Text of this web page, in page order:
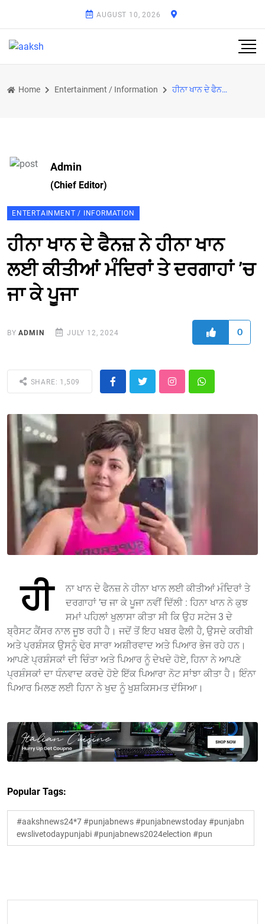
AUGUST 10, 2026
Home Entertainment / Information ਹੀਨਾ ਖਾਨ ਦੇ ਫੈਨਜ਼ ਨੇ ਹੀਨਾ ਖਾਨ ਲਈ ਕੀਤੀਆਂ ਮੰਦਿਰਾਂ ਤੇ ਦਰਗਾਹਾਂ ’ਚ ਜਾ ਕੇ ਪੂਜਾ
Admin
(Chief Editor)
ENTERTAINMENT / INFORMATION
ਹੀਨਾ ਖਾਨ ਦੇ ਫੈਨਜ਼ ਨੇ ਹੀਨਾ ਖਾਨ
ਲਈ ਕੀਤੀਆਂ ਮੰਦਿਰਾਂ ਤੇ ਦਰਗਾਹਾਂ ’ਚ
ਜਾ ਕੇ ਪੂਜਾ
BYADMIN JULY 12, 2024 0
SHARE: 1,509
ਹੀ
ਨਾ ਖਾਨ ਦੇ ਫੈਨਜ਼ ਨੇ ਹੀਨਾ ਖਾਨ ਲਈ ਕੀਤੀਆਂ ਮੰਦਿਰਾਂ ਤੇ
ਦਰਗਾਹਾਂ ’ਚ ਜਾ ਕੇ ਪੂਜਾ ਨਵੀਂ ਦਿੱਲੀ : ਹਿਨਾ ਖਾਨ ਨੇ ਕੁਝ
ਸਮਾਂ ਪਹਿਲਾਂ ਖੁਲਾਸਾ ਕੀਤਾ ਸੀ ਕਿ ਉਹ ਸਟੇਜ 3 ਦੇ
ਬ੍ਰੈਸਟ ਕੈਂਸਰ ਨਾਲ ਜੂਝ ਰਹੀ ਹੈ। ਜਦੋਂ ਤੋਂ ਇਹ ਖਬਰ ਫੈਲੀ ਹੈ, ਉਸਦੇ ਕਰੀਬੀ
ਅਤੇ ਪ੍ਰਸ਼ੰਸਕ ਉਸਨੂੰ ਢੇਰ ਸਾਰਾ ਅਸ਼ੀਰਵਾਦ ਅਤੇ ਪਿਆਰ ਭੇਜ ਰਹੇ ਹਨ।
ਆਪਣੇ ਪ੍ਰਸ਼ੰਸਕਾਂ ਦੀ ਚਿੰਤਾ ਅਤੇ ਪਿਆਰ ਨੂੰ ਦੇਖਦੇ ਹੋਏ, ਹਿਨਾ ਨੇ ਆਪਣੇ
ਪ੍ਰਸ਼ੰਸਕਾਂ ਦਾ ਧੰਨਵਾਦ ਕਰਦੇ ਹੋਏ ਇੱਕ ਪਿਆਰਾ ਨੋਟ ਸਾਂਝਾ ਕੀਤਾ ਹੈ। ਇੰਨਾ
ਪਿਆਰ ਮਿਲਣ ਲਈ ਹਿਨਾ ਨੇ ਖੁਦ ਨੂੰ ਖੁਸ਼ਕਿਸਮਤ ਦੱਸਿਆ।
Popular Tags:
#aakshnews24*7 #punjabnews #punjabnewstoday #punjabn
ewslivetodaypunjabi #punjabnews2024election #pun